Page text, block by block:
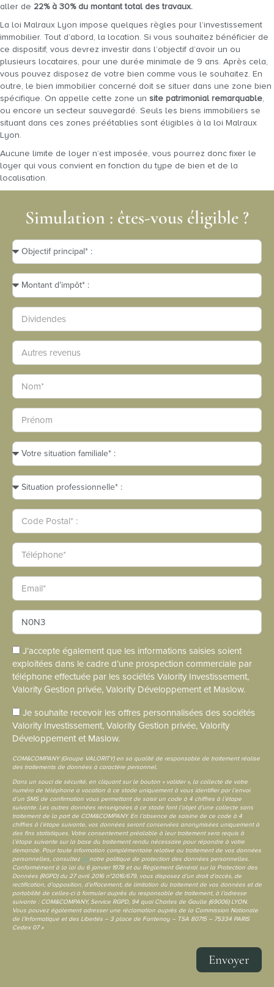
aller de 22% à 30% du montant total des travaux.
La loi Malraux Lyon impose quelques règles pour l’investissement
immobilier. Tout d’abord, la location. Si vous souhaitez bénéficier de
ce dispositif, vous devrez investir dans l’objectif d’avoir un ou
plusieurs locataires, pour une durée minimale de 9 ans. Après cela,
vous pouvez disposez de votre bien comme vous le souhaitez. En
outre, le bien immobilier concerné doit se situer dans une zone bien
spécifique. On appelle cette zone un site patrimonial remarquable,
ou encore un secteur sauvegardé. Seuls les biens immobiliers se
situant dans ces zones préétablies sont éligibles à la loi Malraux
Lyon.
Aucune limite de loyer n’est imposée, vous pourrez donc fixer le
loyer qui vous convient en fonction du type de bien et de la
localisation.
Simulation : êtes-vous éligible ?
J’accepte également que les informations saisies soient
exploitées dans le cadre d’une prospection commerciale par
téléphone effectuée par les sociétés Valority Investissement,
Valority Gestion privée, Valority Développement et Maslow.
Je souhaite recevoir les offres personnalisées des sociétés
Valority Investissement, Valority Gestion privée, Valority
Développement et Maslow.
COM&COMPANY (Groupe VALORITY) en sa qualité de responsable de traitement réalise
des traitements de données à caractère personnel.
Dans un souci de sécurité, en cliquant sur le bouton « valider », la collecte de votre
numéro de téléphone a vocation à ce stade uniquement à vous identifier par l’envoi
d’un SMS de confirmation vous permettant de saisir un code à 4 chiffres à l’étape
suivante. Les autres données renseignées à ce stade font l’objet d’une collecte sans
traitement de la part de COM&COMPANY. En l’absence de saisine de ce code à 4
chiffres à l’étape suivante, vos données seront conservées anonymisées uniquement à
des fins statistiques. Votre consentement préalable à leur traitement sera requis à
l’étape suivante sur la base du traitement rendu nécessaire pour répondre à votre
demande. Pour toute information complémentaire relative au traitement de vos données
personnelles, consultez icinotre politique de protection des données personnelles.
Conformément à la loi du 6 janvier 1978 et au Règlement Général sur la Protection des
Données (RGPD) du 27 avril 2016 n°2016/679, vous disposez d’un droit d’accès, de
rectification, d’opposition, d’effacement, de limitation du traitement de vos données et de
portabilité de celles-ci à formuler auprès du responsable de traitement, à l’adresse
suivante : COM&COMPANY, Service RGPD, 94 quai Charles de Gaulle (69006) LYON.
Vous pouvez également adresser une réclamation auprès de la Commission Nationale
de l’Informatique et des Libertés – 3 place de Fontenoy – TSA 80715 – 75334 PARIS
Cedex 07 »
Envoyer